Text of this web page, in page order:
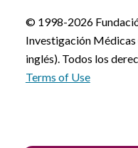
© 1998-2026
Investigación Médicas
inglés). Todos los
Terms of Use